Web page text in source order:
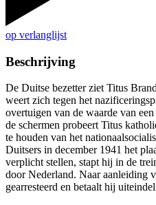
op verlanglijst
Beschrijving
De Duitse bezetter ziet Titus
weert zich tegen het
overtuigen van de waarde van
de schermen probeert Titus
te houden van het
Duitsers in december 1941 het
verplicht stellen, stapt hij in de
door Nederland. Naar aanleiding
gearresteerd en betaalt hij